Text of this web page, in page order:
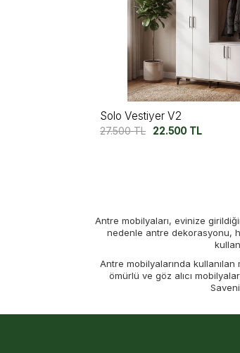
Solo Vestiyer V2
27.500TL 22.500 TL
Antre mobilyaları, evinize
nedenle antre dekorasyonu,
Antre mobilyalarında
ömürlü ve göz alıcı